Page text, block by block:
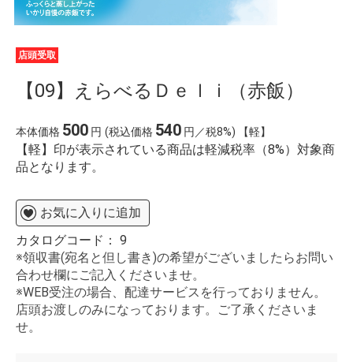
店頭受取
【09】えらべるＤｅｌｉ（赤飯）
本体価格 500 円 (税込価格 540 円／税8%) 【軽】
【軽】印が表示されている商品は軽減税率（8%）対象商
品となります。
お気に入りに追加
カタログコード： 9
※領収書(宛名と但し書き)の希望がございましたらお問い
合わせ欄にご記入くださいませ。
※WEB受注の場合、配達サービスを行っておりません。
店頭お渡しのみになっております。ご了承くださいま
せ。